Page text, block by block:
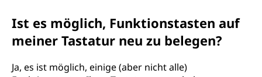
Ist es möglich, Funktionstasten auf
meiner Tastatur neu zu belegen?
Ja, es ist möglich, einige (aber nicht alle)